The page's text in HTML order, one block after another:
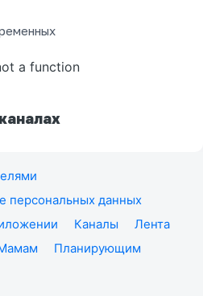
a function
персональных данных
Каналы
Лента
Планирующим